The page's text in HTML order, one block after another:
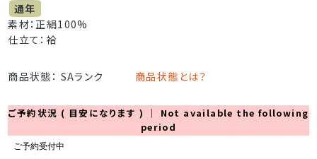
通年
素材：正絹100%
仕立て：袷
商品状態： SAランク 商品状態とは？
ご予約状況 ( 目安になります ) ｜ Not available the following
period